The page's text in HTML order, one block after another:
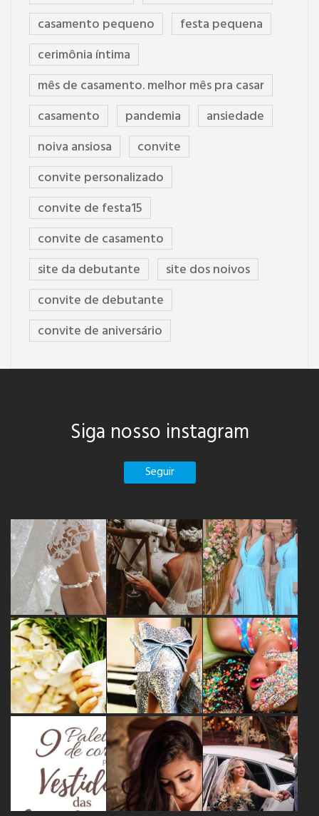
casamento pequeno
festa pequena
cerimônia íntima
mês de casamento. melhor mês pra casar
casamento
pandemia
ansiedade
noiva ansiosa
convite
convite personalizado
convite de festa15
convite de casamento
site da debutante
site dos noivos
convite de debutante
convite de aniversário
Siga nosso instagram
Seguir